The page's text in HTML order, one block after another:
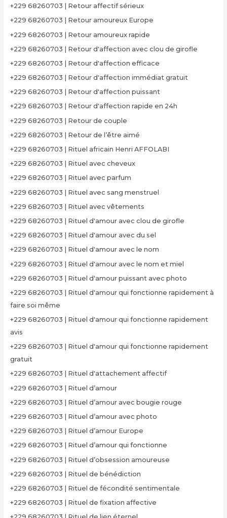
+229 68260703 | Retour affectif sérieux
+229 68260703 | Retour amoureux Europe
+229 68260703 | Retour amoureux rapide
+229 68260703 | Retour d'affection avec clou de girofle
+229 68260703 | Retour d'affection efficace
+229 68260703 | Retour d'affection immédiat gratuit
+229 68260703 | Retour d'affection puissant
+229 68260703 | Retour d'affection rapide en 24h
+229 68260703 | Retour de couple
+229 68260703 | Retour de l’être aimé
+229 68260703 | Rituel africain Henri AFFOLABI
+229 68260703 | Rituel avec cheveux
+229 68260703 | Rituel avec parfum
+229 68260703 | Rituel avec sang menstruel
+229 68260703 | Rituel avec vêtements
+229 68260703 | Rituel d'amour avec clou de girofle
+229 68260703 | Rituel d'amour avec du sel
+229 68260703 | Rituel d'amour avec le nom
+229 68260703 | Rituel d'amour avec le nom et miel
+229 68260703 | Rituel d'amour puissant avec photo
+229 68260703 | Rituel d'amour qui fonctionne rapidement à
faire soi même
+229 68260703 | Rituel d'amour qui fonctionne rapidement
avis
+229 68260703 | Rituel d'amour qui fonctionne rapidement
gratuit
+229 68260703 | Rituel d'attachement affectif
+229 68260703 | Rituel d’amour
+229 68260703 | Rituel d’amour avec bougie rouge
+229 68260703 | Rituel d’amour avec photo
+229 68260703 | Rituel d’amour Europe
+229 68260703 | Rituel d’amour qui fonctionne
+229 68260703 | Rituel d’obsession amoureuse
+229 68260703 | Rituel de bénédiction
+229 68260703 | Rituel de fécondité sentimentale
+229 68260703 | Rituel de fixation affective